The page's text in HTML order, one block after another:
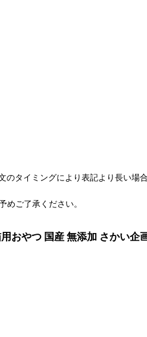
タイミングにより表記より長い場合
ご了承ください。
おやつ 国産 無添加 さかい企